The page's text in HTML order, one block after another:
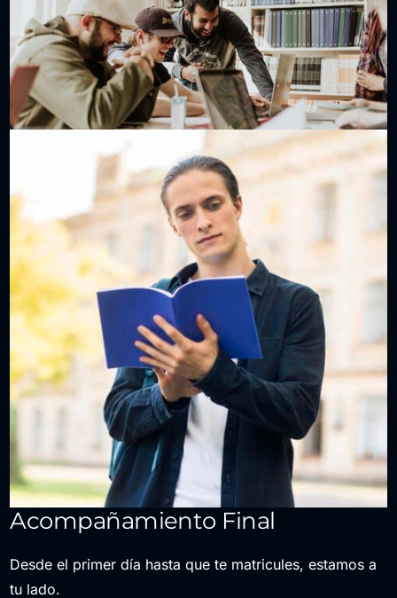
Acompañamiento Final
Desde el primer día hasta que te matricules, estamos a
tu lado.